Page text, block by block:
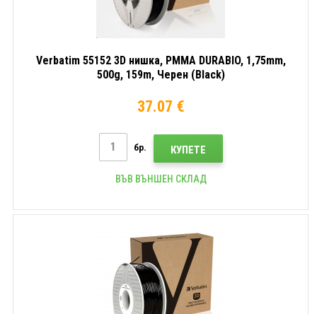
Verbatim 55152 3D нишка, PMMA DURABIO, 1,75mm,
500g, 159m, Черен (Black)
37.07 €
бр. КУПЕТЕ
ВЪВ ВЪНШЕН СКЛАД